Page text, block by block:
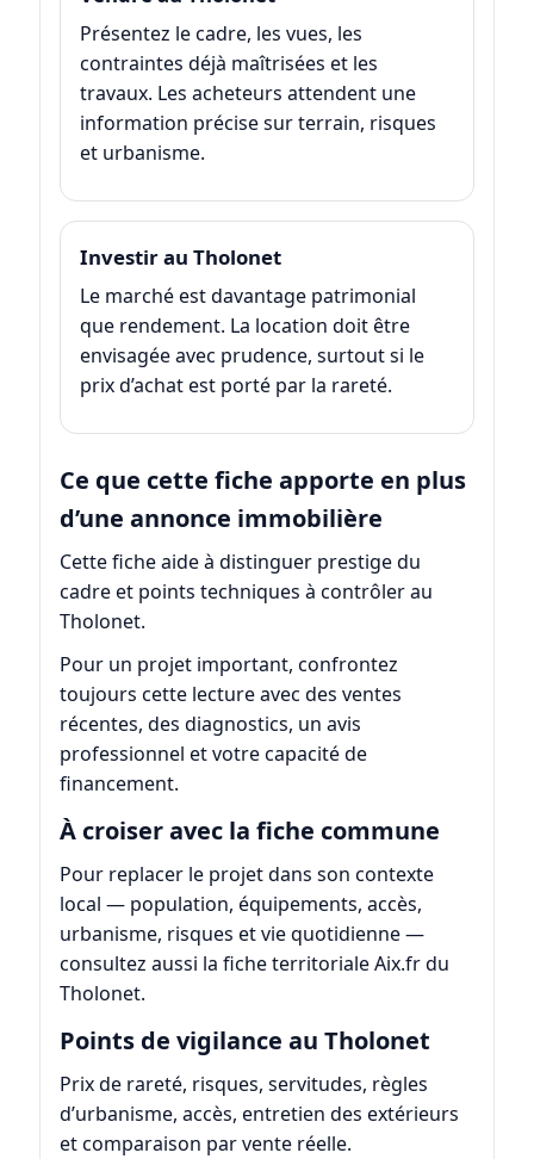
Présentez le cadre, les vues, les
contraintes déjà maîtrisées et les
travaux. Les acheteurs attendent une
information précise sur terrain, risques
et urbanisme.
Investir au Tholonet
Le marché est davantage patrimonial
que rendement. La location doit être
envisagée avec prudence, surtout si le
prix d’achat est porté par la rareté.
Ce que cette fiche apporte en plus
d’une annonce immobilière
Cette fiche aide à distinguer prestige du
cadre et points techniques à contrôler au
Tholonet.
Pour un projet important, confrontez
toujours cette lecture avec des ventes
récentes, des diagnostics, un avis
professionnel et votre capacité de
financement.
À croiser avec la fiche commune
Pour replacer le projet dans son contexte
local — population, équipements, accès,
urbanisme, risques et vie quotidienne —
consultez aussi la fiche territorialeAix.fr du
Tholonet.
Points de vigilance au Tholonet
Prix de rareté, risques, servitudes, règles
d’urbanisme, accès, entretien des extérieurs
et comparaison par vente réelle.